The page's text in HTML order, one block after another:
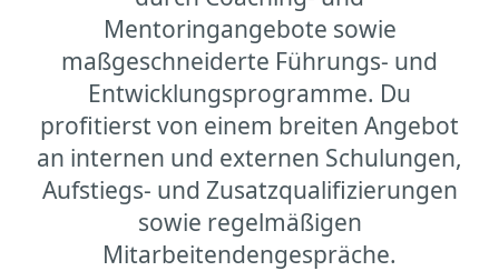
Mentoringangebote sowie
maßgeschneiderte Führungs- und
Entwicklungsprogramme. Du
profitierst von einem breiten Angebot
an internen und externen Schulungen,
Aufstiegs- und Zusatzqualifizierungen
sowie regelmäßigen
Mitarbeitendengespräche.